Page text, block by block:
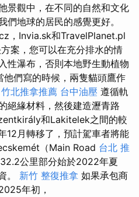
景觀中，在不同的自然和文化
們地球的居民的感覺更好。
，Invia.sk和TravelPlanet.pl
案，您可以在充分排水的情
性瀑布，否則本地野生動植物
他們寫的時候，兩隻貓頭鷹作
竹北推拿推薦 台中油壓 遵循軌
絕緣材料，然後建造瀝青路
和Lakitelek之間的較
12月轉移了，預計駕車者將能
（Main Road 台北 推
公里部分始於2022年夏
。 新竹 整復推拿 如果承包商
年初，